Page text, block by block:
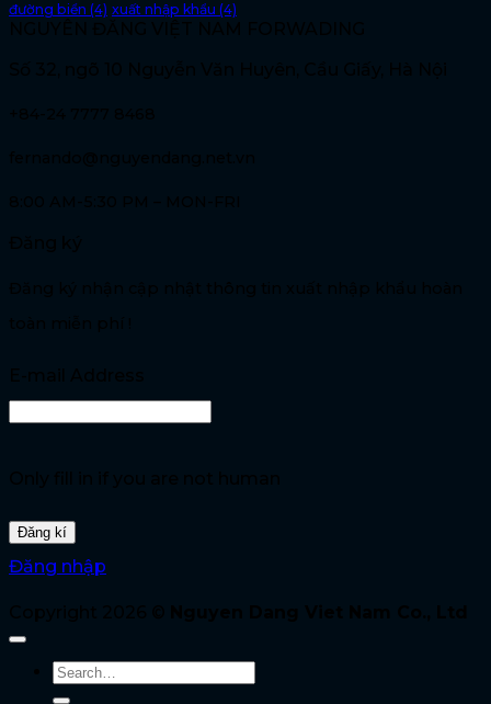
đường biển (4) xuất nhập khẩu (4)
Đăng nhập